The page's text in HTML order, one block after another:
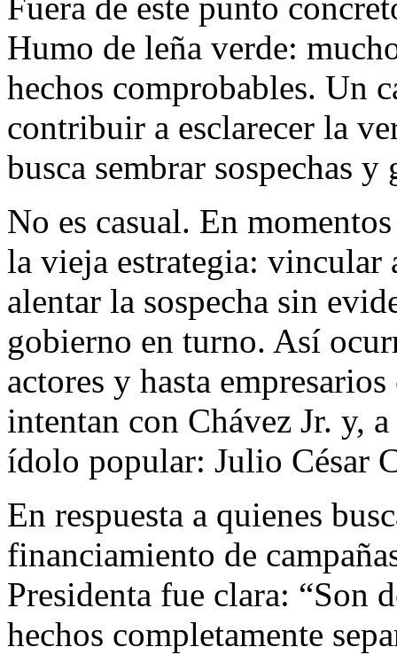
Fuera de este punto
Humo de leña verde:
hechos comprobables. Un
contribuir a esclarecer la
busca sembrar sospechas
No es casual. En
la vieja estrategia: vincular
alentar la sospecha sin
gobierno en turno. Así
actores y hasta
intentan con Chávez Jr. y,
ídolo popular: Julio César
En respuesta a quienes
financiamiento de
Presidenta fue clara: “Son
hechos completamente